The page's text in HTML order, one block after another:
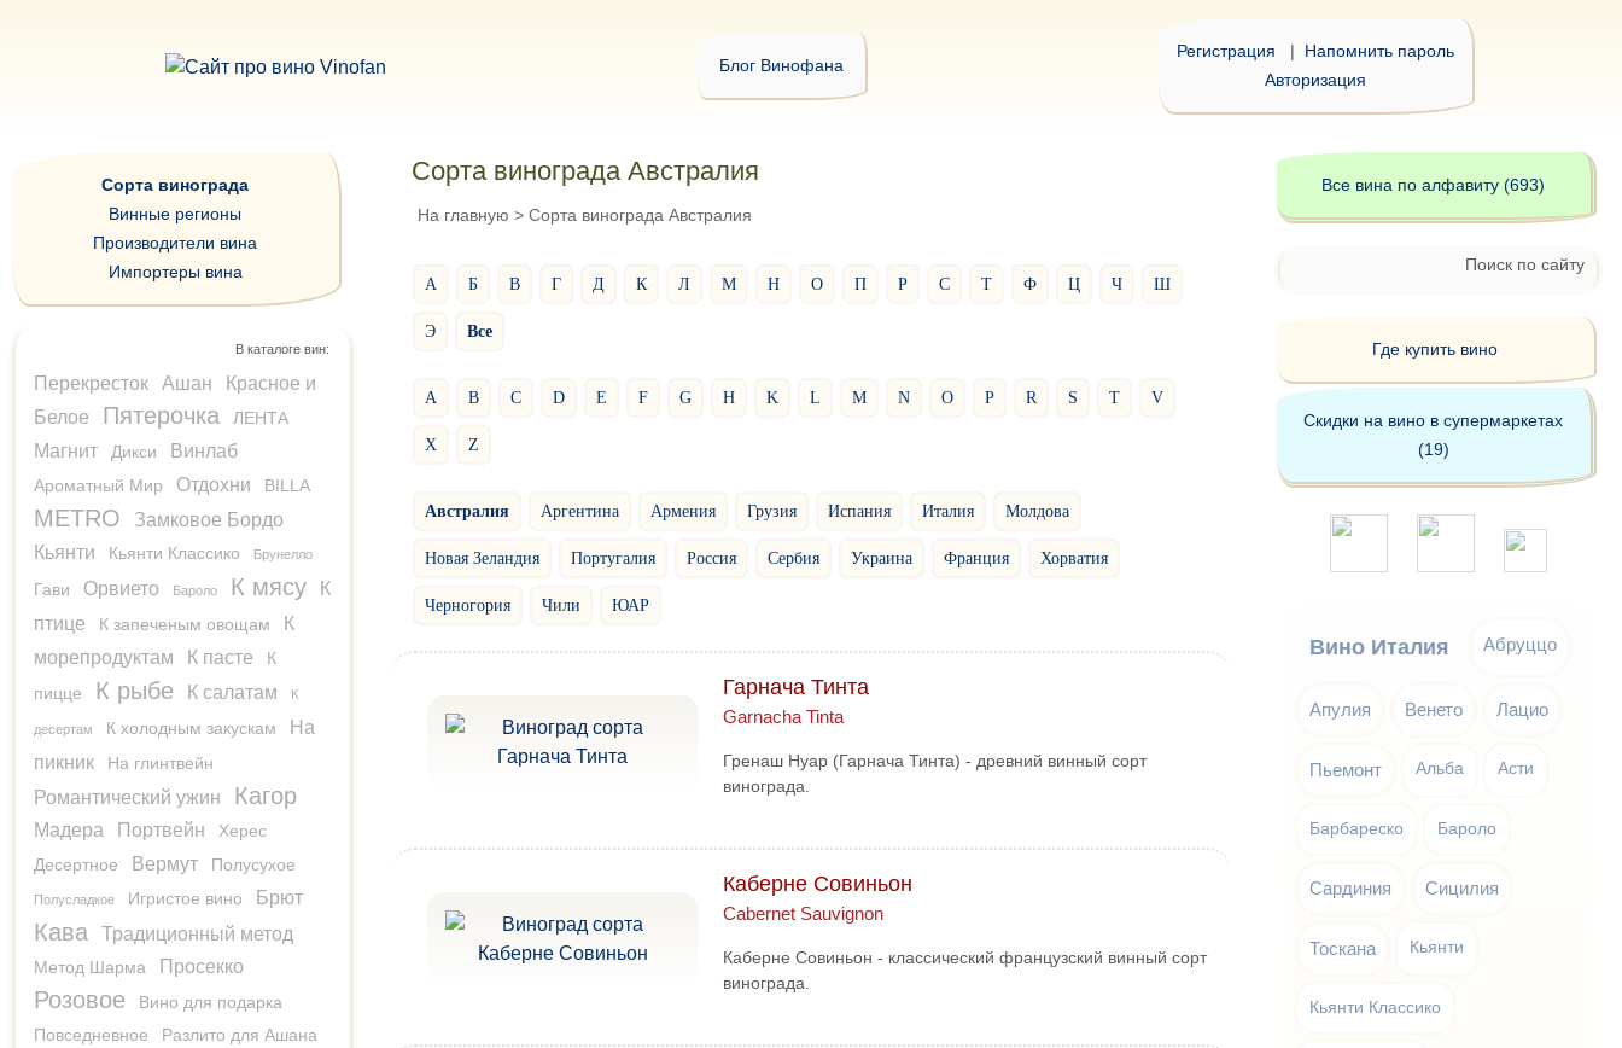
Блог Винофана
Регистрация | Напомнить пароль
Авторизация
Сорта винограда Австралия
На главную >Сорта винограда Австралия
А Б В Г Д К Л М Н О П Р С Т Ф Ц Ч Ш
Э Все
A B C D E F G H K L M N O P R S T V
X Z
Австралия Аргентина Армения Грузия Испания Италия Молдова
Новая Зеландия Португалия Россия Сербия Украина Франция Хорватия
Черногория Чили ЮАР
Гарнача Тинта
Garnacha Tinta
Гренаш Нуар (Гарнача Тинта) - древний винный сорт
винограда.
Каберне Совиньон
Cabernet Sauvignon
Каберне Совиньон - классический французский винный сорт
винограда.
Сорта винограда
Винные регионы
Производители вина
Импортеры вина
В каталоге вин:
Перекресток Ашан
Красное и
Белое
Пятерочка ЛЕНТА
Магнит Дикси Винлаб
Ароматный Мир Отдохни BILLA
METRO
Замковое Бордо
Кьянти
Кьянти Классико Брунелло
Гави Орвието Бароло К мясу
К
птице
К запеченым овощам
К
морепродуктам
К пасте
К
пицце
К рыбе К салатам К
десертам К холодным закускам
На
пикник
На глинтвейн
Романтический ужин Кагор
Мадера Портвейн
Херес
Десертное
Вермут Полусухое
Полусладкое Игристое вино Брют
Кава Традиционный метод
Метод Шарма Просекко
Розовое
Вино для подарка
Повседневное
Разлито для Ашана
Все вина по алфавиту (693)
Поиск по сайту
Где купить вино
Скидки на вино в супермаркетах
(19)
Вино Италия Абруццо
Апулия Венето Лацио
Пьемонт Альба Асти
Барбареско Бароло
Сардиния Сицилия
Тоскана Кьянти
Кьянти Классико